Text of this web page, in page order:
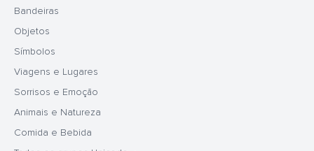
Bandeiras
Objetos
Símbolos
Viagens e Lugares
Sorrisos e Emoção
Animais e Natureza
Comida e Bebida